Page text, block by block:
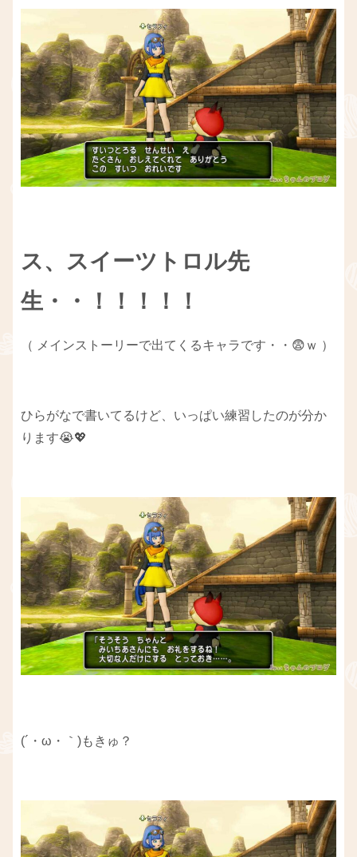
ス、 スイーツトロル先
生・・！！！！！
（ メインストーリーで出てくるキャラです・・😨ｗ ）
ひらがなで書いてるけど、いっぱい練習したのが分か
ります😭💖
(´・ω・｀)もきゅ？